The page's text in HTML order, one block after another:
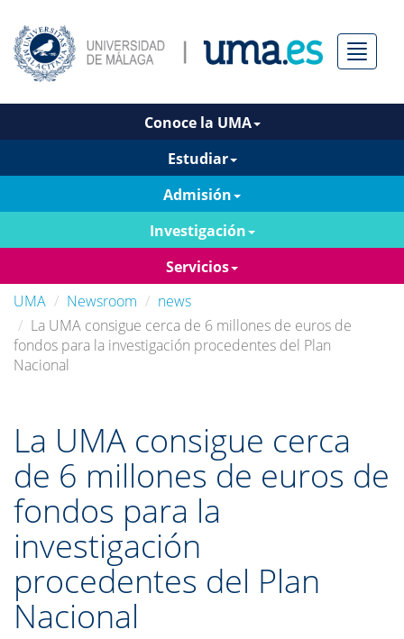
Menú
Conoce la UMA
Estudiar
Admisión
Investigación
Servicios
UMA
Newsroom
news
La UMA consigue cerca de 6 millones de euros de
fondos para la investigación procedentes del Plan
Nacional
La UMA consigue cerca
de 6 millones de euros de
fondos para la
investigación
procedentes del Plan
Nacional